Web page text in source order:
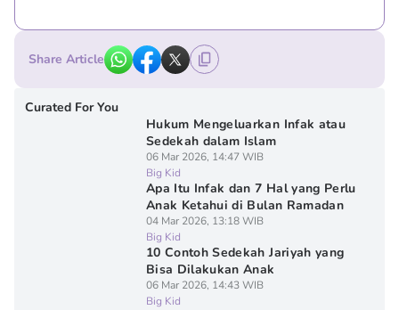
Share Article
Curated For You
Hukum Mengeluarkan Infak atau
Sedekah dalam Islam
06 Mar 2026, 14:47 WIB
Big Kid
Apa Itu Infak dan 7 Hal yang Perlu
Anak Ketahui di Bulan Ramadan
04 Mar 2026, 13:18 WIB
Big Kid
10 Contoh Sedekah Jariyah yang
Bisa Dilakukan Anak
06 Mar 2026, 14:43 WIB
Big Kid